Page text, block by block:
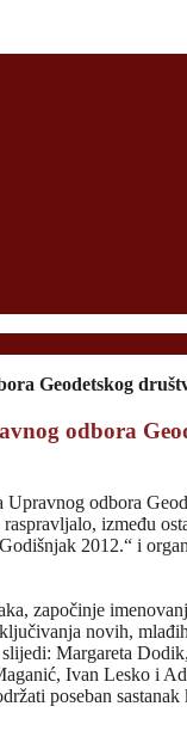
Geodetskog
odbora
odbora
između
2012.“ i
započinje
novih,
Margareta
Ivan Lesko i
poseban